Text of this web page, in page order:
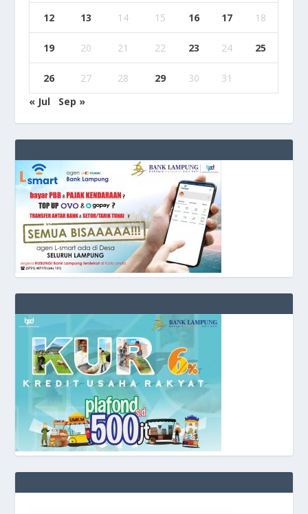
12 13 14 15 16 17 18
19 20 21 22 23 24 25
26 27 28 29 30
31
« Jul
Sep »